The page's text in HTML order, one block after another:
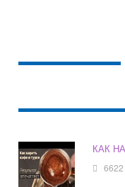
КАК
6622